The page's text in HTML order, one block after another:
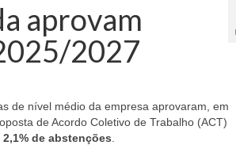
aprovam
2027
de nível médio da empresa aprovaram, em
de Acordo Coletivo de Trabalho (ACT)
2,1% de abstenções